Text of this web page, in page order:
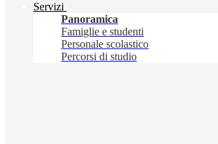
Servizi
Panoramica
Famiglie e studenti
Personale scolastico
Percorsi di studio